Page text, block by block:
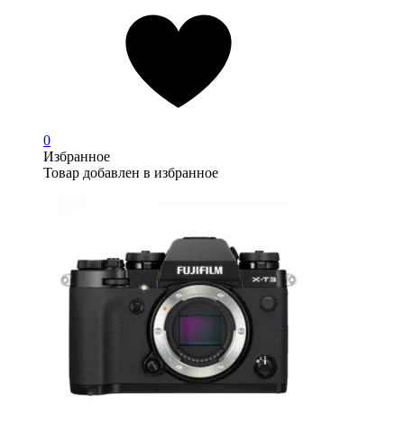
0
Избранное
Товар добавлен в избранное